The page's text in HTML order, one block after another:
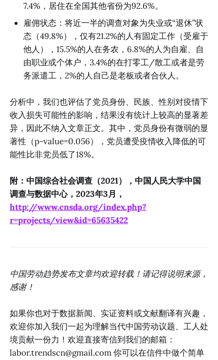
7.4%，居住在全国其他省份为92.6%。
雇佣状态：将近一半的调查对象为失业或“退休”状
态（49.8%），仅有21.2%的人有固定工作（受雇于
他人），15.5%的人在务农，6.8%的人为自雇、自
由职业或个体户，3.4%的在打零工/散工或者是劳
务派遣工，2%的人自己是老板或者合伙人。
分析中，我们也评估了党员身份、民族、性别对疫情下
收入损失可能性的影响，结果没有统计上较高的显著差
异，因此不纳入文章正文。其中，党员身份有微弱的显
著性（p-value=0.056），党员遭受疫情收入降低的可
能性比非党员低了18%。
附：中国综合社会调查（2021），中国人民大学中国
调查与数据中心，2023年3月，
http://www.cnsda.org/index.php?
r=projects/view&id=65635422
中国劳动趋势发布文章均欢迎转载！请记得说明来源，
感谢！
如果你也对于数据新闻、实证资料或文献翻译有兴趣，
欢迎你加入我们一起为理解当代中国劳动议题、工人处
境贡献一份力！欢迎直接寄信到我们的邮箱：
labor.trendscn@gmail.com你可以在信件中做个简单